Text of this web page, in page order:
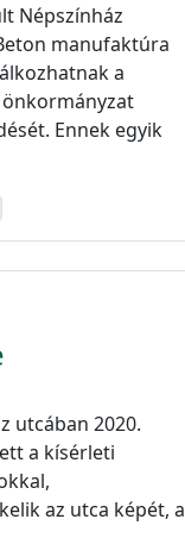
Népszínház
manufaktúra
a
Ennek egyik
utcában 2020.
a kísérleti
az utca képét, a